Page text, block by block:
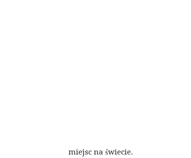
miejsc na świecie.